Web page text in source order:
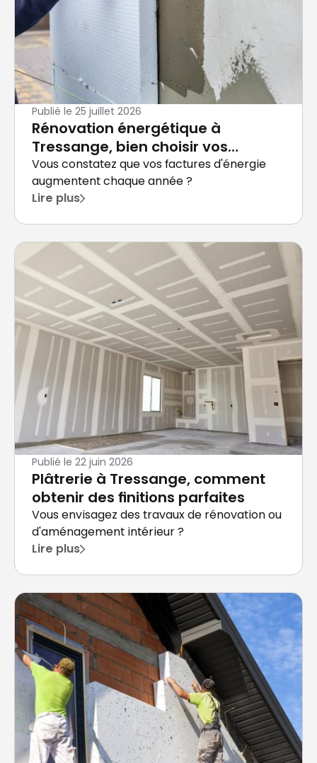
Publié le 25 juillet 2026
Rénovation énergétique à
Tressange, bien choisir vos
travaux
Vous constatez que vos factures d'énergie
augmentent chaque année ?
Lire plus
Publié le 22 juin 2026
Plâtrerie à Tressange, comment
obtenir des finitions parfaites
Vous envisagez des travaux de rénovation ou
d'aménagement intérieur ?
Lire plus